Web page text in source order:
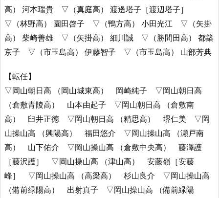
高） 河本瑞貴 ▽（真庭高） 渡邊塔子［渡辺塔子］
▽（林野高） 園田啓子 ▽（鴨方高） 小田光江 ▽（矢掛
高） 柴崎善雄 ▽（矢掛高） 細川誠 ▽（勝間田高） 都築
京子 ▽（市玉島高） 伊藤智子 ▽（市玉島高） 山部芳典
【転任】
▽岡山朝日高 （岡山城東高） 岡崎純子 ▽岡山朝日高
（倉敷青陵高） 山本由起子 ▽岡山朝日高 （倉敷南
高） 臼井正徳 ▽岡山朝日高 （精思高） 堺仁美 ▽岡
山操山高 （興陽高） 福田悠介 ▽岡山操山高 （瀬戸南
高） 山下佑介 ▽岡山操山高 （倉敷中央高） 藤澤護
［藤沢護］ ▽岡山操山高 （津山高） 安藤嶺［安藤
峰］ ▽岡山操山高 （高梁高） 杉山良介 ▽岡山操山高
（備前緑陽高） 出射真子 ▽岡山操山高 （備前緑陽